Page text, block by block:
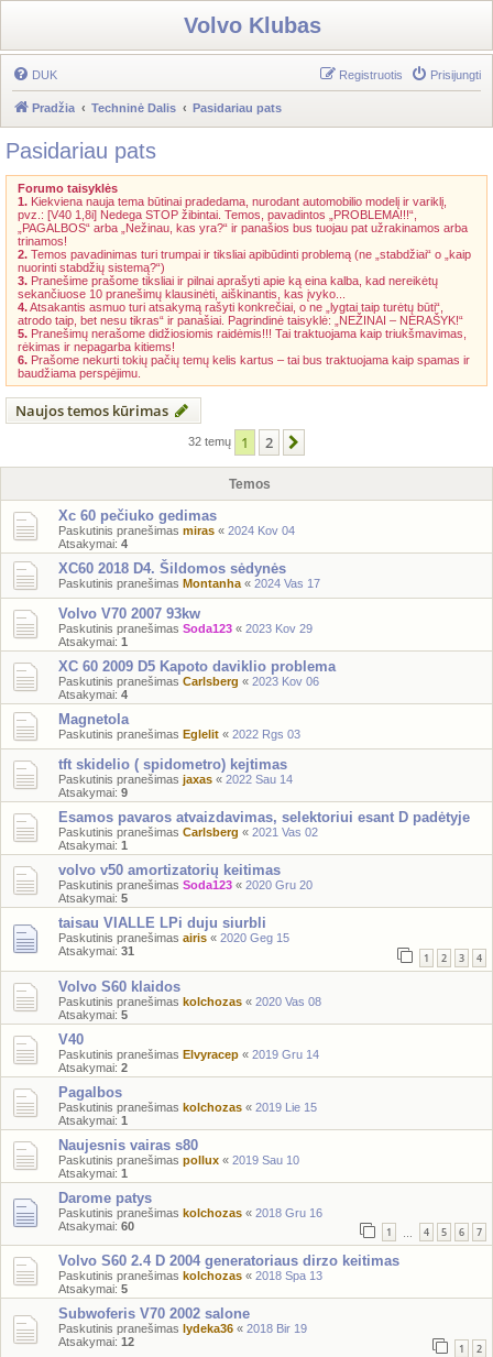
Volvo Klubas
DUK Prisijungti
Registruotis
Pradžia Techninė Dalis Pasidariau pats
Pasidariau pats
Forumo taisyklės
1. Kiekviena nauja tema būtinai pradedama, nurodant automobilio modelį ir variklį,
pvz.: [V40 1,8i] Nedega STOP žibintai. Temos, pavadintos „PROBLEMA!!!“,
„PAGALBOS“ arba „Nežinau, kas yra?“ ir panašios bus tuojau pat užrakinamos arba
trinamos!
2. Temos pavadinimas turi trumpai ir tiksliai apibūdinti problemą (ne „stabdžiai“ o „kaip
nuorinti stabdžių sistemą?“)
3. Pranešime prašome tiksliai ir pilnai aprašyti apie ką eina kalba, kad nereikėtų
sekančiuose 10 pranešimų klausinėti, aiškinantis, kas įvyko...
4.Atsakantis asmuo turi atsakymą rašyti konkrečiai, o ne „lygtai taip turėtų būti“,
atrodo taip, bet nesu tikras“ ir panašiai. Pagrindinė taisyklė: „NEŽINAI – NERAŠYK!“
5. Pranešimų nerašome didžiosiomis raidėmis!!! Tai traktuojama kaip triukšmavimas,
rėkimas ir nepagarba kitiems!
6. Prašome nekurti tokių pačių temų kelis kartus – tai bus traktuojama kaip spamas ir
baudžiama perspėjimu.
Naujos temos kūrimas
32 temų 1 2
Temos
Xc 60 pečiuko gedimas
Paskutinis pranešimas miras « 2024 Kov 04
Atsakymai: 4
XC60 2018 D4. Šildomos sėdynės
Paskutinis pranešimas Montanha « 2024 Vas 17
Volvo V70 2007 93kw
Paskutinis pranešimas Soda123 « 2023 Kov 29
Atsakymai: 1
XC 60 2009 D5 Kapoto daviklio problema
Paskutinis pranešimas Carlsberg « 2023 Kov 06
Atsakymai: 4
Magnetola
Paskutinis pranešimas Eglelit « 2022 Rgs 03
tft skidelio ( spidometro) kejtimas
Paskutinis pranešimas jaxas « 2022 Sau 14
Atsakymai: 9
Esamos pavaros atvaizdavimas, selektoriui esant D padėtyje
Paskutinis pranešimas Carlsberg « 2021 Vas 02
Atsakymai: 1
volvo v50 amortizatorių keitimas
Paskutinis pranešimas Soda123 « 2020 Gru 20
Atsakymai: 5
taisau VIALLE LPi duju siurbli
Paskutinis pranešimas airis « 2020 Geg 15
Atsakymai: 31 1 2 3 4
Volvo S60 klaidos
Paskutinis pranešimas kolchozas « 2020 Vas 08
Atsakymai: 5
V40
Paskutinis pranešimas Elvyracep « 2019 Gru 14
Atsakymai: 2
Pagalbos
Paskutinis pranešimas kolchozas « 2019 Lie 15
Atsakymai: 1
Naujesnis vairas s80
Paskutinis pranešimas pollux « 2019 Sau 10
Atsakymai: 1
Darome patys
Paskutinis pranešimas kolchozas « 2018 Gru 16
Atsakymai: 60 1 4 5 6 7
Volvo S60 2.4 D 2004 generatoriaus dirzo keitimas
Paskutinis pranešimas kolchozas « 2018 Spa 13
Atsakymai: 5
Subwoferis V70 2002 salone
Paskutinis pranešimas lydeka36 « 2018 Bir 19
Atsakymai: 12 1 2